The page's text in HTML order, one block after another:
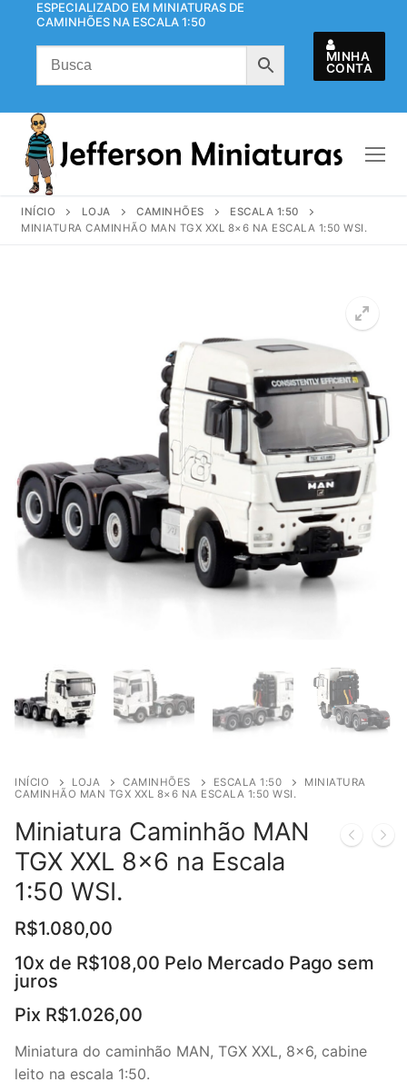
ESPECIALIZADO EM MINIATURAS DE
CAMINHÕES NA ESCALA 1:50
MINHA
CONTA
INÍCIO LOJA CAMINHÕES
ESCALA 1:50
MINIATURA CAMINHÃO MAN TGX XXL 8×6 NA ESCALA 1:50 WSI.
🔍
INÍCIO LOJA CAMINHÕES ESCALA 1:50
MINIATURA
CAMINHÃO MAN TGX XXL 8×6 NA ESCALA 1:50 WSI.
Miniatura Caminhão MAN
TGX XXL 8×6 na Escala
1:50 WSI.
R$1.080,00
10x de R$108,00 Pelo Mercado Pago sem
juros
Pix R$1.026,00
Miniatura do caminhão MAN, TGX XXL, 8×6, cabine
leito na escala 1:50.